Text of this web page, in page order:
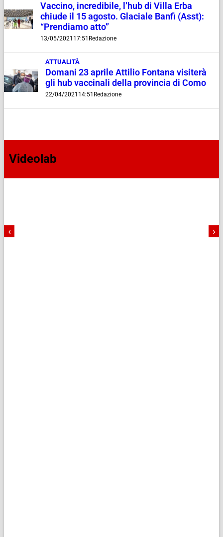
Vaccino, incredibile, l’hub di Villa Erba
chiude il 15 agosto. Glaciale Banfi (Asst):
“Prendiamo atto”
13/05/2021 17:51 Redazione
ATTUALITÀ
Domani 23 aprile Attilio Fontana visiterà
gli hub vaccinali della provincia di Como
22/04/2021 14:51 Redazione
Videolab
‹ ›